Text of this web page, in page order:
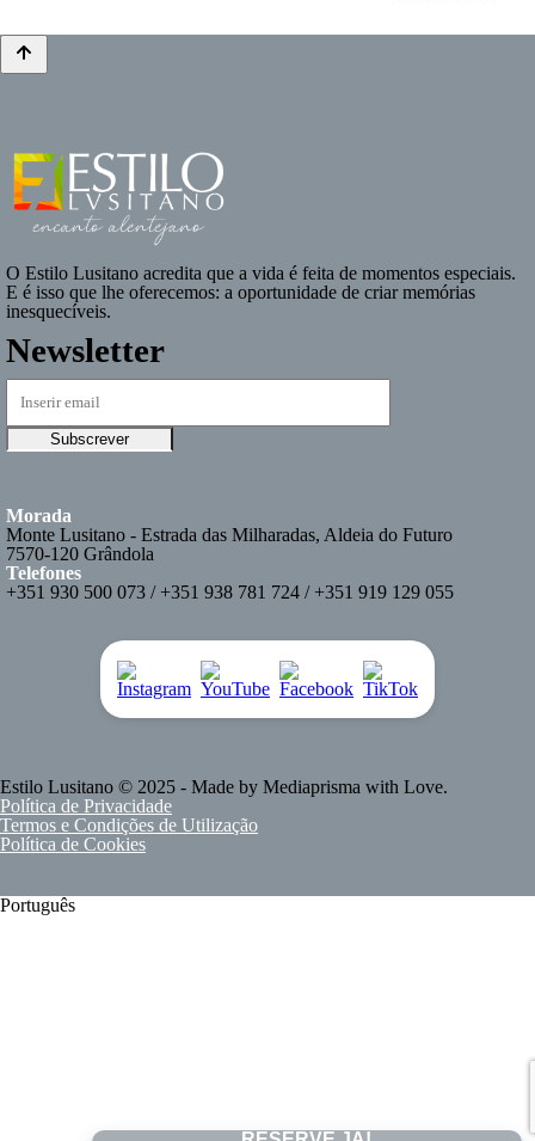
O Estilo Lusitano acredita que a vida é feita de momentos especiais.
E é isso que lhe oferecemos: a oportunidade de criar memórias
inesquecíveis.
Newsletter
Morada
Monte Lusitano - Estrada das Milharadas, Aldeia do Futuro
7570-120 Grândola
Telefones
+351 930 500 073 / +351 938 781 724 / +351 919 129 055
Estilo Lusitano © 2025 - Made by Mediaprisma with Love.
Política de Privacidade
Termos e Condições de Utilização
Política de Cookies
Português